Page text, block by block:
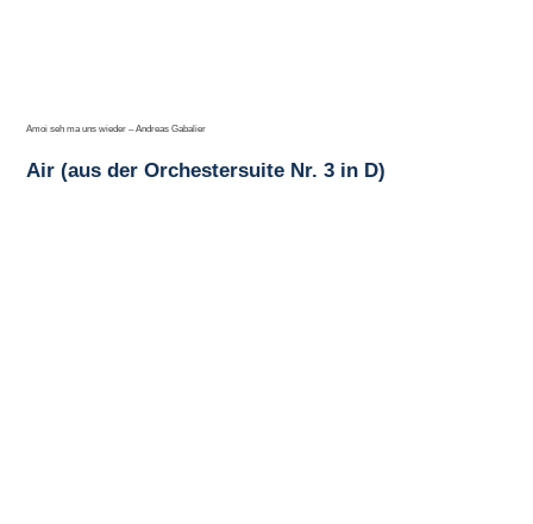
Amoi seh ma uns wieder – Andreas Gabalier
Air (aus der Orchestersuite Nr. 3 in D)